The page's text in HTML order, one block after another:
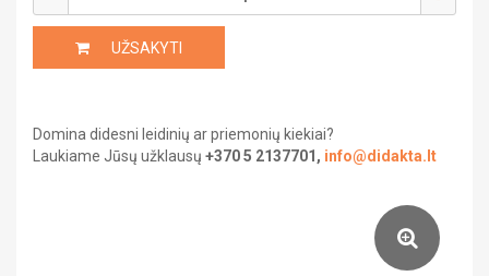
Gaubliai
UŽSAKYTI
Domina didesni leidinių ar priemonių kiekiai?
Laukiame Jūsų užklausų +370 5 2137701, info@didakta.lt